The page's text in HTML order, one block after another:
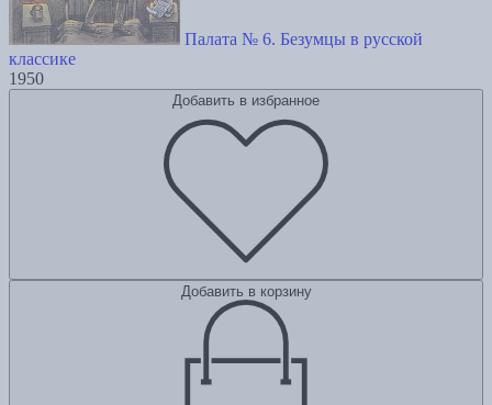
Палата № 6. Безумцы в русской
классике
1950
Добавить в избранное
Добавить в корзину